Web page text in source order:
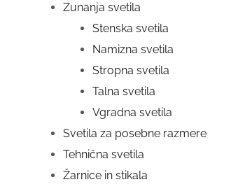
Zunanja svetila
Stenska svetila
Namizna svetila
Stropna svetila
Talna svetila
Vgradna svetila
Svetila za posebne razmere
Tehnična svetila
Žarnice in stikala